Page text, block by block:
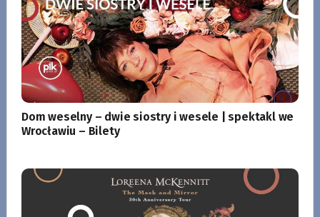
Dom weselny – dwie siostry i wesele | spektakl we
Wrocławiu – Bilety